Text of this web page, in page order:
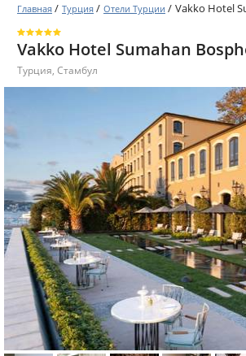
Главная / Турция / Отели Турции / Vakko Hotel
Vakko Hotel Sumahan
Турция, Стамбул